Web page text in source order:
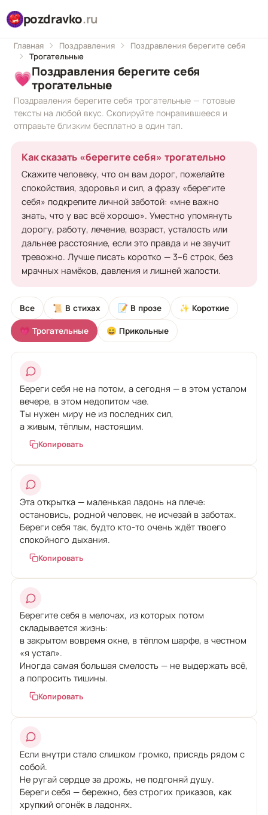
pozdravko.ru
Главная Поздравления
Поздравления берегите себя
Трогательные
💗Поздравления берегите себя
трогательные
Поздравления берегите себя трогательные — готовые
тексты на любой вкус. Скопируйте понравившееся и
отправьте близким бесплатно в один тап.
Как сказать «берегите себя» трогательно
Скажите человеку, что он вам дорог, пожелайте
спокойствия, здоровья и сил, а фразу «берегите
себя» подкрепите личной заботой: «мне важно
знать, что у вас всё хорошо». Уместно упомянуть
дорогу, работу, лечение, возраст, усталость или
дальнее расстояние, если это правда и не звучит
тревожно. Лучше писать коротко — 3–6 строк, без
мрачных намёков, давления и лишней жалости.
Все 📜 В стихах 📝 В прозе ✨ Короткие
💗 Трогательные 😄 Прикольные
Береги себя не на потом, а сегодня — в этом усталом
вечере, в этом недопитом чае.
Ты нужен миру не из последних сил,
а живым, тёплым, настоящим.
Копировать
Эта открытка — маленькая ладонь на плече:
остановись, родной человек, не исчезай в заботах.
Береги себя так, будто кто-то очень ждёт твоего
спокойного дыхания.
Копировать
Берегите себя в мелочах, из которых потом
складывается жизнь:
в закрытом вовремя окне, в тёплом шарфе, в честном
«я устал».
Иногда самая большая смелость — не выдержать всё,
а попросить тишины.
Копировать
Если внутри стало слишком громко, присядь рядом с
собой.
Не ругай сердце за дрожь, не подгоняй душу.
Береги себя — бережно, без строгих приказов, как
хрупкий огонёк в ладонях.